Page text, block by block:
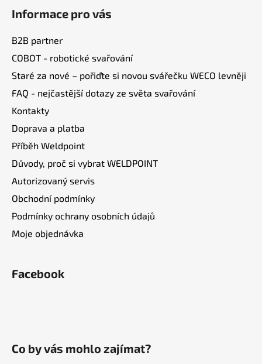
Informace pro vás
B2B partner
COBOT - robotické svařování
Staré za nové – pořiďte si novou svářečku WECO levněji
FAQ - nejčastější dotazy ze světa svařování
Kontakty
Doprava a platba
Příběh Weldpoint
Důvody, proč si vybrat WELDPOINT
Autorizovaný servis
Obchodní podmínky
Podmínky ochrany osobních údajů
Moje objednávka
Facebook
Co by vás mohlo zajímat?